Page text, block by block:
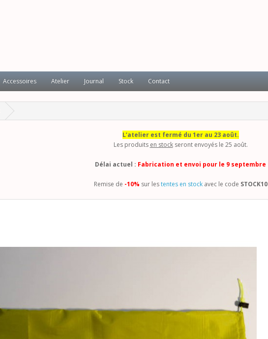
Accessoires Atelier Journal Stock Contact
L’atelier est fermé du 1er au 23 août.
Les produits en stockseront envoyés le 25 août.
Délai actuel : Fabrication et envoi pour le 9 septembre
Remise de -10% sur lestentes en stockavec le code STOCK10